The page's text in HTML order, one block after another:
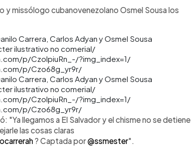
y missólogo cubanovenezolano Osmel Sousa los
ilustrativo no comerial/
p/CzolpiuRn_-/?img_index=1/
p/Czo68g_yr9r/
ilustrativo no comerial/
p/CzolpiuRn_-/?img_index=1/
p/Czo68g_yr9r/
"Ya llegamos a El Salvador y el chisme no se detiene
las cosas claras
? Captada por@ssmester".